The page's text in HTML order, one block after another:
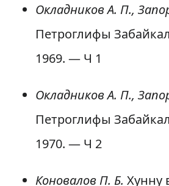
Окладников А. П.,
Петроглифы
1969. — Ч 1
Окладников А. П.,
Петроглифы
1970. — Ч 2
Коновалов П. Б. Хунну